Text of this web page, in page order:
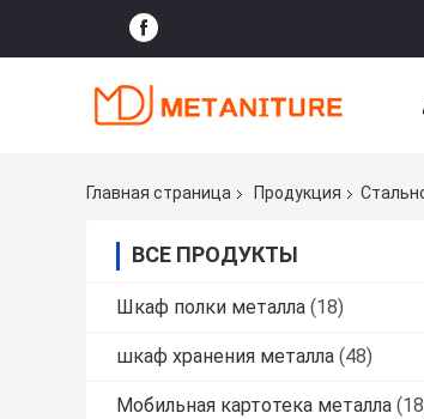
Главная страница Продукция
ВСЕ ПРОДУКТЫ
Шкаф полки металла (18)
шкаф хранения металла (48)
Мобильная картотека металла